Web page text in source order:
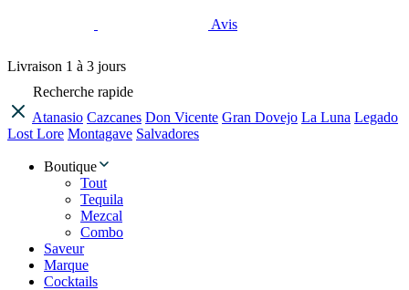
Avis
Livraison 1 à 3 jours
Recherche rapide
Atanasio Cazcanes Don Vicente Gran Dovejo La Luna Legado
Lost Lore Montagave Salvadores
Boutique
Tout
Tequila
Mezcal
Combo
Saveur
Marque
Cocktails